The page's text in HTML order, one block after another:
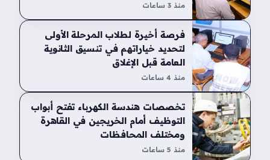
منذ 3 ساعات
فرصة أخيرة لطلاب المرحلة الأولى
لتحديد خياراتهم في تنسيق الثانوية
العامة قبل الإغلاق
منذ 4 ساعات
تخصصات هندسة الكهرباء تفتح أبواب
التوظيف أمام الخريجين في القاهرة
ومختلف المحافظات
منذ 5 ساعات